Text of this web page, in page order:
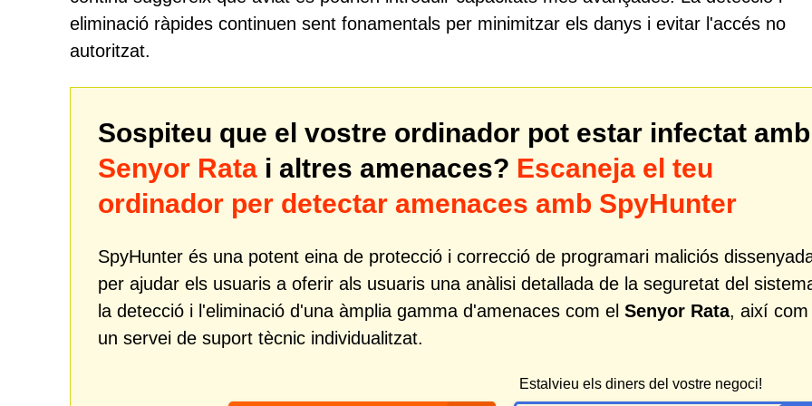
eliminació ràpides continuen sent fonamentals per minimitzar els danys i evitar l'accés no
autoritzat.
Sospiteu que el vostre ordinador pot estar infectat amb
Senyor Rata i altres amenaces? Escaneja el teu
ordinador per detectar amenaces amb SpyHunter
SpyHunter és una potent eina de protecció i correcció de programari maliciós
per ajudar els usuaris a oferir als usuaris una anàlisi detallada de la seguretat del
la detecció i l'eliminació d'una àmplia gamma d'amenaces com el Senyor Rata, així com
un servei de suport tècnic individualitzat.
Estalvieu els diners del vostre negoci!